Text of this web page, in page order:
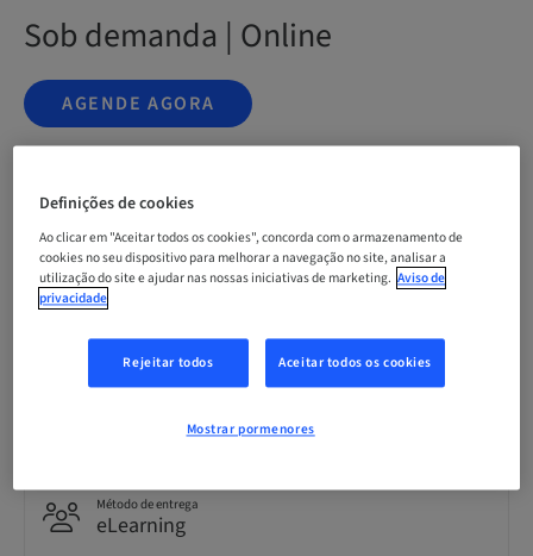
Sob demanda | Online
AGENDE AGORA
Status
bookable
Idioma
0.00 Pontos
Método de entrega
eLearning
Definições de cookies
Ao clicar em "Aceitar todos os cookies", concorda com o armazenamento de
cookies no seu dispositivo para melhorar a navegação no site, analisar a
utilização do site e ajudar nas nossas iniciativas de marketing. Aviso de
privacidade
Rejeitar todos Aceitar todos os cookies
Mostrar pormenores